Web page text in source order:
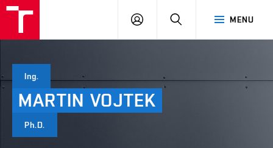
MENU
LOG
SEARCH
Ing.
MARTIN VOJTEK
Ph.D.